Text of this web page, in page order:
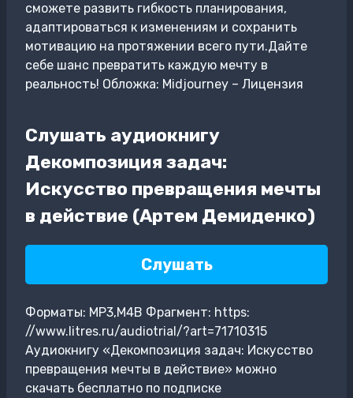
сможете развить гибкость планирования,
адаптироваться к изменениям и сохранить
мотивацию на протяжении всего пути.Дайте
себе шанс превратить каждую мечту в
реальность! Обложка: Midjourney – Лицензия
Слушать аудиокнигу
Декомпозиция задач:
Искусство превращения мечты
в действие (Артем Демиденко)
Слушать
Форматы: MP3,M4B Фрагмент: https:
//www.litres.ru/audiotrial/?art=71710315
Аудиокнигу «Декомпозиция задач: Искусство
превращения мечты в действие» можно
скачать бесплатно по подписке